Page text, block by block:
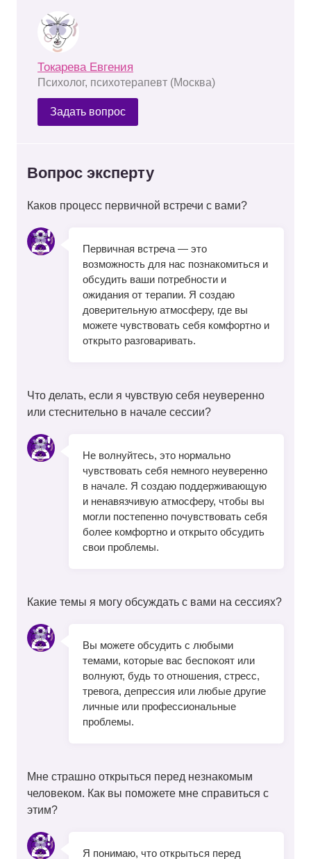
Токарева Евгения
Психолог, психотерапевт (Москва)
Задать вопрос
Вопрос эксперту
Каков процесс первичной встречи с вами?
Первичная встреча — это
возможность для нас познакомиться и
обсудить ваши потребности и
ожидания от терапии. Я создаю
доверительную атмосферу, где вы
можете чувствовать себя комфортно и
открыто разговаривать.
Что делать, если я чувствую себя неуверенно
или стеснительно в начале сессии?
Не волнуйтесь, это нормально
чувствовать себя немного неуверенно
в начале. Я создаю поддерживающую
и ненавязчивую атмосферу, чтобы вы
могли постепенно почувствовать себя
более комфортно и открыто обсудить
свои проблемы.
Какие темы я могу обсуждать с вами на сессиях?
Вы можете обсудить с любыми
темами, которые вас беспокоят или
волнуют, будь то отношения, стресс,
тревога, депрессия или любые другие
личные или профессиональные
проблемы.
Мне страшно открыться перед незнакомым
человеком. Как вы поможете мне справиться с
этим?
Я понимаю, что открыться перед